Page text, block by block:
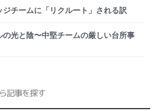
チームに「リクルート」される訳
の光と陰〜中堅チームの厳しい台所事
記事を探す